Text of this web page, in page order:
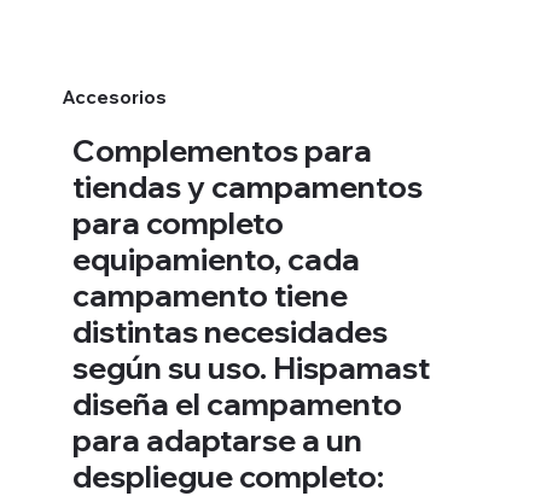
Accesorios
Complementos para
tiendas y campamentos
para completo
equipamiento, cada
campamento tiene
distintas necesidades
según su uso. Hispamast
diseña el campamento
para adaptarse a un
despliegue completo: